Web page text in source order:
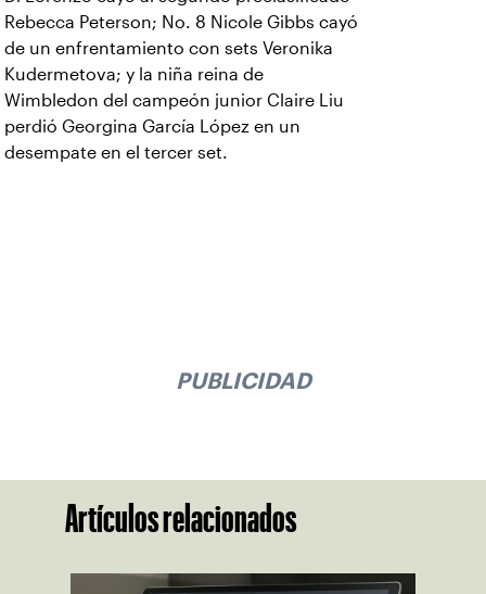
Rebecca Peterson; No. 8 Nicole Gibbs cayó
de un enfrentamiento con sets Veronika
Kudermetova; y la niña reina de
Wimbledon del campeón junior Claire Liu
perdió Georgina García López en un
desempate en el tercer set.
PUBLICIDAD
Artículos relacionados